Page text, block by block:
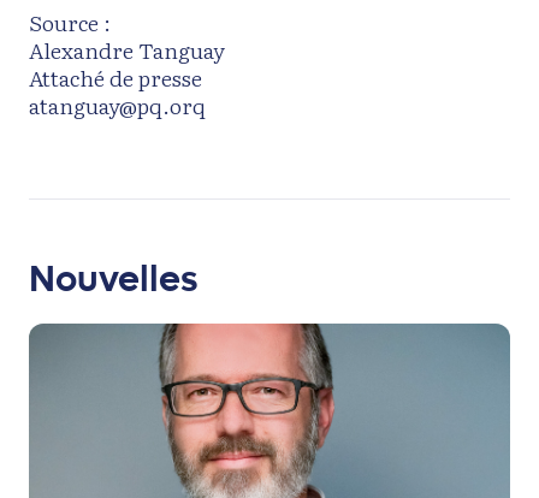
Source :
Alexandre Tanguay
Attaché de presse
atanguay@pq.orq
Nouvelles